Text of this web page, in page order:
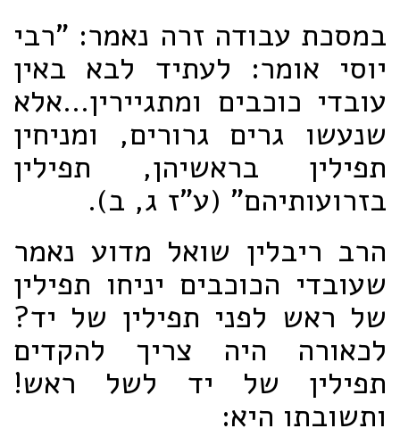
במסכת עבודה זרה נאמר: "רבי
יוסי אומר: לעתיד לבא באין
עובדי כוכבים ומתגיירין...אלא
שנעשו גרים גרורים, ומניחין
תפילין בראשיהן, תפילין
בזרועותיהם" (ע"ז ג, ב).
הרב ריבלין שואל מדוע נאמר
שעובדי הכוכבים יניחו תפילין
של ראש לפני תפילין של יד?
לכאורה היה צריך להקדים
תפילין של יד לשל ראש!
ותשובתו היא: